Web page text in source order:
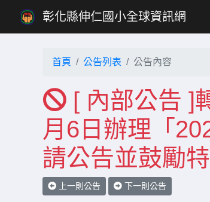
彰化縣伸仁國小全球資訊網
首頁 公告列表 公告內容
[ 內部公告 ]
月6日辦理「
請公告並鼓勵
上一則公告 下一則公告